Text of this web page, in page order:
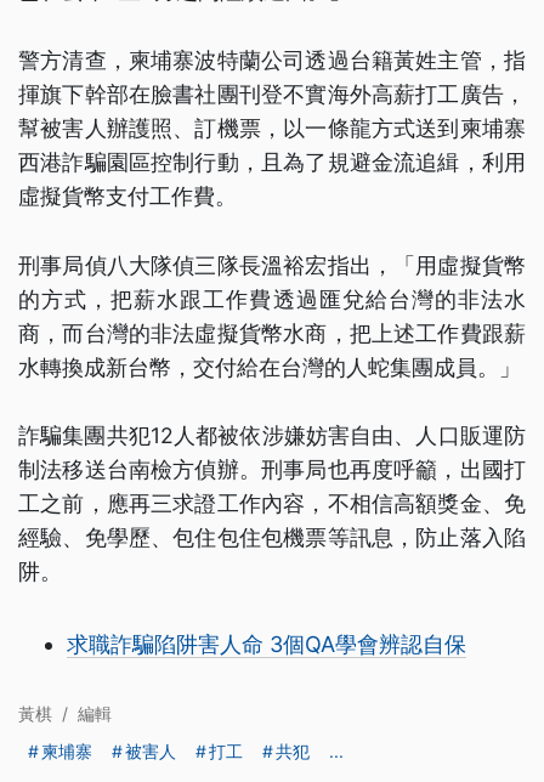
警方清查，柬埔寨波特蘭公司透過台籍黃姓主管，指
揮旗下幹部在臉書社團刊登不實海外高薪打工廣告，
幫被害人辦護照、訂機票，以一條龍方式送到柬埔寨
西港詐騙園區控制行動，且為了規避金流追緝，利用
虛擬貨幣支付工作費。
刑事局偵八大隊偵三隊長溫裕宏指出，「用虛擬貨幣
的方式，把薪水跟工作費透過匯兌給台灣的非法水
商，而台灣的非法虛擬貨幣水商，把上述工作費跟薪
水轉換成新台幣，交付給在台灣的人蛇集團成員。」
詐騙集團共犯12人都被依涉嫌妨害自由、人口販運防
制法移送台南檢方偵辦。刑事局也再度呼籲，出國打
工之前，應再三求證工作內容，不相信高額獎金、免
經驗、免學歷、包住包住包機票等訊息，防止落入陷
阱。
求職詐騙陷阱害人命 3個QA學會辨認自保
黃棋 / 編輯
柬埔寨
被害人 打工 共犯 ...